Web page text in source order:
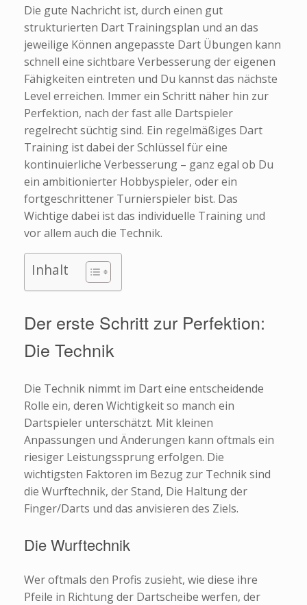
Die gute Nachricht ist, durch einen gut
strukturierten Dart Trainingsplan und an das
jeweilige Können angepasste Dart Übungen kann
schnell eine sichtbare Verbesserung der eigenen
Fähigkeiten eintreten und Du kannst das nächste
Level erreichen. Immer ein Schritt näher hin zur
Perfektion, nach der fast alle Dartspieler
regelrecht süchtig sind. Ein regelmäßiges Dart
Training ist dabei der Schlüssel für eine
kontinuierliche Verbesserung – ganz egal ob Du
ein ambitionierter Hobbyspieler, oder ein
fortgeschrittener Turnierspieler bist. Das
Wichtige dabei ist das individuelle Training und
vor allem auch die Technik.
Inhalt
Der erste Schritt zur Perfektion:
Die Technik
Die Technik nimmt im Dart eine entscheidende
Rolle ein, deren Wichtigkeit so manch ein
Dartspieler unterschätzt. Mit kleinen
Anpassungen und Änderungen kann oftmals ein
riesiger Leistungssprung erfolgen. Die
wichtigsten Faktoren im Bezug zur Technik sind
die Wurftechnik, der Stand, Die Haltung der
Finger/Darts und das anvisieren des Ziels.
Die Wurftechnik
Wer oftmals den Profis zusieht, wie diese ihre
Pfeile in Richtung der Dartscheibe werfen, der